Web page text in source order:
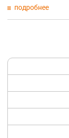
подробнее